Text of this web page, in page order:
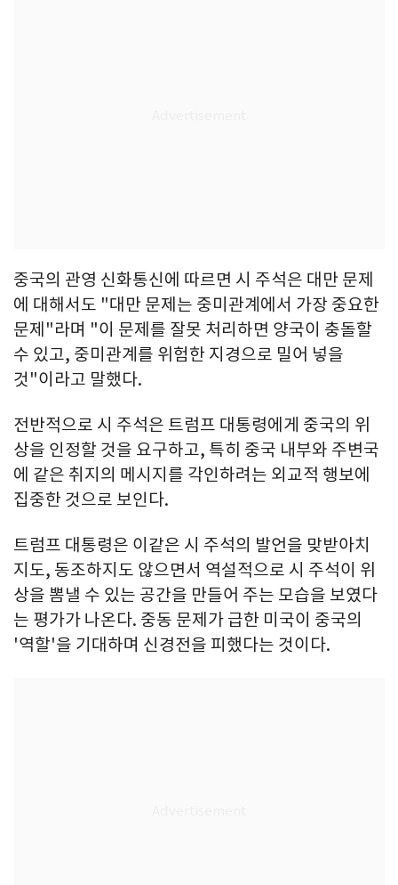
중국의 관영 신화통신에 따르면 시 주석은 대만 문제
에 대해서도 "대만 문제는 중미관계에서 가장 중요한
문제"라며 "이 문제를 잘못 처리하면 양국이 충돌할
수 있고, 중미관계를 위험한 지경으로 밀어 넣을
것"이라고 말했다.
전반적으로 시 주석은 트럼프 대통령에게 중국의 위
상을 인정할 것을 요구하고, 특히 중국 내부와 주변국
에 같은 취지의 메시지를 각인하려는 외교적 행보에
집중한 것으로 보인다.
트럼프 대통령은 이같은 시 주석의 발언을 맞받아치
지도, 동조하지도 않으면서 역설적으로 시 주석이 위
상을 뽐낼 수 있는 공간을 만들어 주는 모습을 보였다
는 평가가 나온다. 중동 문제가 급한 미국이 중국의
'역할'을 기대하며 신경전을 피했다는 것이다.